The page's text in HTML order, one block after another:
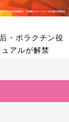
・ボラクチン役
アルが解禁